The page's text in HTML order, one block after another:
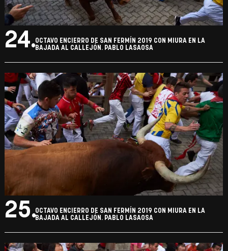
24.OCTAVO ENCIERRO DE SAN FERMÍN 2019 CON MIURA EN LA
BAJADA AL CALLEJÓN. PABLO LASAOSA
25.OCTAVO ENCIERRO DE SAN FERMÍN 2019 CON MIURA EN LA
BAJADA AL CALLEJÓN. PABLO LASAOSA